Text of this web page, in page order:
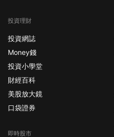
投資理財
投資網誌
Money錢
投資小學堂
財經百科
美股放大鏡
口袋證券
即時股市